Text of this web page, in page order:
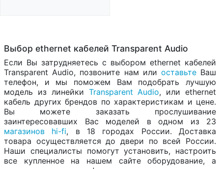
Выбор ethernet кабелей Transparent Audio
Если Вы затрудняетесь с выбором ethernet кабелей
Transparent Audio, позвоните нам или оставьтеВаш
телефон, и мы поможем Вам подобрать лучшую
модель из линейки Transparent Audio, или ethernet
кабель других брендов по характеристикам и цене.
Вы можете заказать прослушивание
заинтересовавших Вас моделей в одном из 23
магазинов hi-fi, в 18 городах России. Доставка
товара осуществляется до двери по всей России.
Наши специалисты помогут установить, настроить
все купленное на нашем сайте оборудование, а